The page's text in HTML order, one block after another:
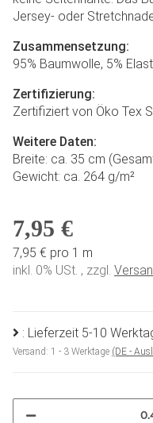
Jersey- oder
Zusammensetzung:
95% Baumwolle, 5%
Zertifizierung:
Zertifiziert von Öko Tex
Weitere Daten:
Breite: ca. 35 cm
Gewicht: ca. 264 g/m²
7,95 €
7,95 € pro 1 m
inkl. 0% USt. , zzgl.
: Lieferzeit 5-10
Versand: 1 - 3 Werktage (DE -